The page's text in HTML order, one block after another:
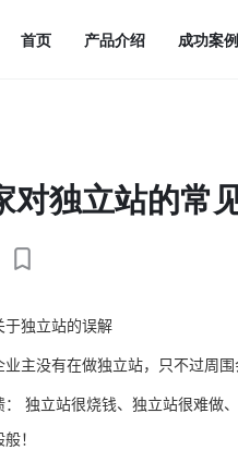
首页 产品介绍 成功案例
对独立站的常
独立站的误解
主没有在做独立站，只不过周围
独立站很烧钱、独立站很难做
！